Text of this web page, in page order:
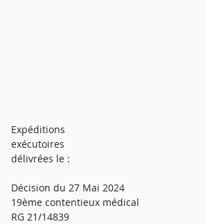
Expéditions
exécutoires
délivrées le :
Décision du 27 Mai 2024
19ème contentieux médical
RG 21/14839